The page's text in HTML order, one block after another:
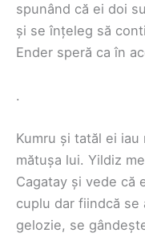
spunând că ei doi
și se înțeleg să
Ender speră ca în
.
Kumru și tatăl ei iau
mătușa lui. Yildiz
Cagatay și vede că
cuplu dar fiindcă
gelozie, se